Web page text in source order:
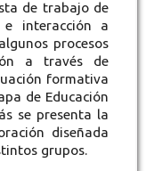
de trabajo de
e interacción a
procesos
a través de
formativa
de Educación
se presenta la
diseñada
grupos.